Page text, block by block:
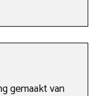
gemaakt van